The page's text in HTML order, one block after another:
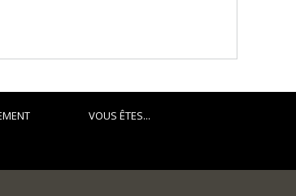
VOUS ÊTES...